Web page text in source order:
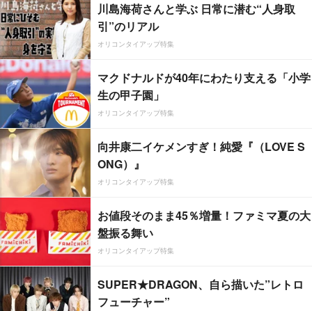
川島海荷さんと学ぶ 日常に潜む“人身取
引”のリアル
オリコンタイアップ特集
マクドナルドが40年にわたり支える「小学
生の甲子園」
オリコンタイアップ特集
向井康二イケメンすぎ！純愛『（LOVE S
ONG）』
オリコンタイアップ特集
お値段そのまま45％増量！ファミマ夏の大
盤振る舞い
オリコンタイアップ特集
SUPER★DRAGON、自ら描いた”レトロ
フューチャー”